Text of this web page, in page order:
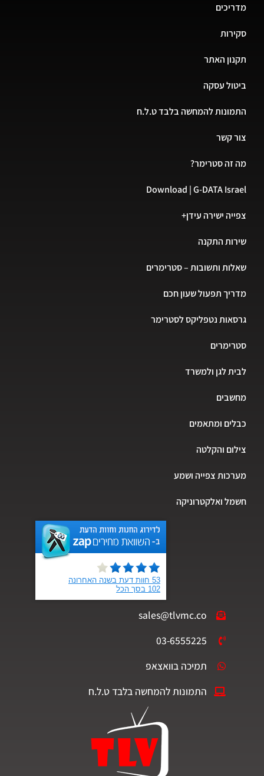
מדריכים
סקירות
תקנון האתר
ביטול עסקה
התמונות להמחשה בלבד ט.ל.ח
צור קשר
מה זה סטרימר?
Download | G-DATA Israel
צפייה ישירה עידן+
שירות התקנה
שאלות ותשובות – סטרימרים
מדריך תפעול שעון חכם
גרסאות נטפליקס לסטרימר
סטרימרים
לבית לגן ולמשרד
מחשבים
כבלים ומתאמים
צילום והקלטה
מערכות צפייה ושמע
חשמל ואלקטרוניקה
sales@tlvmc.co
03-6555225
תמיכה בוואצאפ
התמונות להמחשה בלבד ט.ל.ח